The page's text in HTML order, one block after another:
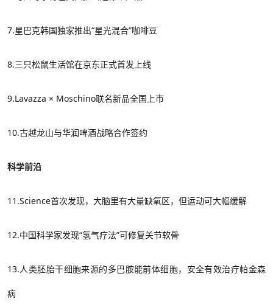
7.星巴克韩国独家推出“星光混合”咖啡豆
8.三只松鼠生活馆在京东正式首发上线
9.Lavazza × Moschino联名新品全国上市
10.古越龙山与华润啤酒战略合作签约
科学前沿
11.Science首次发现，大脑里有大量缺氧区，但运动可大幅缓解
12.中国科学家发现“氢气疗法”可修复关节软骨
13.人类胚胎干细胞来源的多巴胺能前体细胞，安全有效治疗帕金森
病